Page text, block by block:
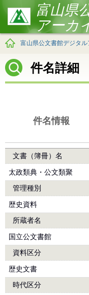
富山県
アーカ
富山県公文書館デジタ
件名詳細
件名情報
文書（簿冊）名
太政類典・公文類聚
管理種別
歴史資料
所蔵者名
国立公文書館
資料区分
歴史文書
時代区分